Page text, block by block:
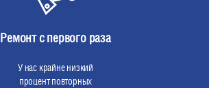
Ремонт с первого раза
У нас крайне низкий
процент повторных